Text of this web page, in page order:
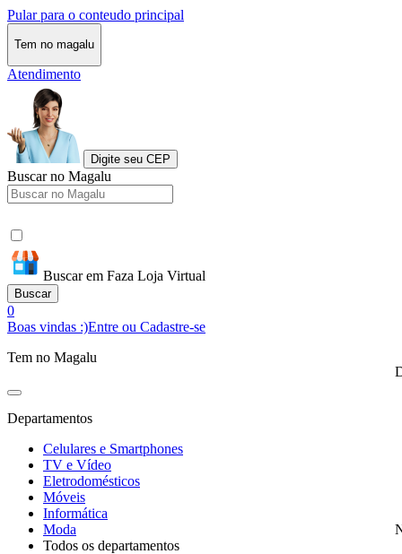
Pular para o conteudo principal
Tem no magalu
Atendimento
Digite seu CEP
Buscar no Magalu
Buscar em Faza Loja Virtual
Buscar
0
Boas vindas :)Entre ou Cadastre-se
Tem no Magalu
Departamentos
Celulares e Smartphones
TV e Vídeo
Eletrodomésticos
Móveis
Informática
Moda
Todos os departamentos